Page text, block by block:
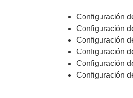
Configuración
Configuración
Configuración
Configuración
Configuración
Configuración